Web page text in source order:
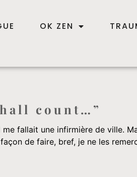
OK ZEN
count…”
fallait une infirmière de ville.
de faire, bref, je ne les